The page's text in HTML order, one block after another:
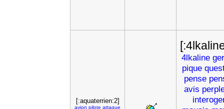
[:aquaterrien:2]
avion pilote attaque
4lkaline
pique
pense
avis